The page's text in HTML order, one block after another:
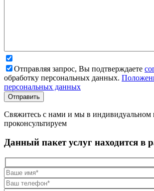
Отправляя запрос, Вы подтверждаете
обработку персональных данных.
персональных данных
Свяжитесь с нами и мы в индивидуальном
проконсультируем
Данный пакет услуг находится в